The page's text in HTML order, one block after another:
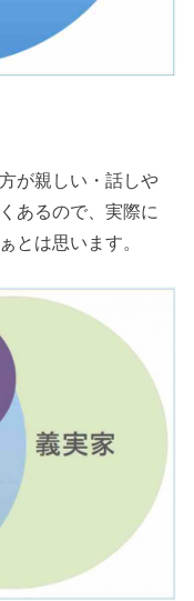
が親しい・話しや
あるので、実際に
とは思います。